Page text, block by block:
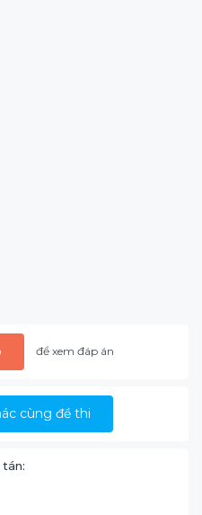
để xem đáp án
cùng đề thi